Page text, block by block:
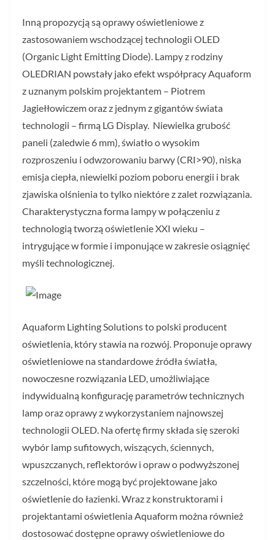
Inną propozycją są oprawy oświetleniowe z
zastosowaniem wschodzącej technologii OLED
(Organic Light Emitting Diode). Lampy z rodziny
OLEDRIAN powstały jako efekt współpracy Aquaform
z uznanym polskim projektantem – Piotrem
Jagiełłowiczem oraz z jednym z gigantów świata
technologii – firmą LG Display. Niewielka grubość
paneli (zaledwie 6 mm), światło o wysokim
rozproszeniu i odwzorowaniu barwy (CRI>90), niska
emisja ciepła, niewielki poziom poboru energii i brak
zjawiska olśnienia to tylko niektóre z zalet rozwiązania.
Charakterystyczna forma lampy w połączeniu z
technologią tworzą oświetlenie XXI wieku –
intrygujące w formie i imponujące w zakresie osiągnięć
myśli technologicznej.
Aquaform Lighting Solutions to polski producent
oświetlenia, który stawia na rozwój. Proponuje oprawy
oświetleniowe na standardowe źródła światła,
nowoczesne rozwiązania LED, umożliwiające
indywidualną konfigurację parametrów technicznych
lamp oraz oprawy z wykorzystaniem najnowszej
technologii OLED. Na ofertę firmy składa się szeroki
wybór lamp sufitowych, wiszących, ściennych,
wpuszczanych, reflektorów i opraw o podwyższonej
szczelności, które mogą być projektowane jako
oświetlenie do łazienki. Wraz z konstruktorami i
projektantami oświetlenia Aquaform można również
dostosować dostępne oprawy oświetleniowe do